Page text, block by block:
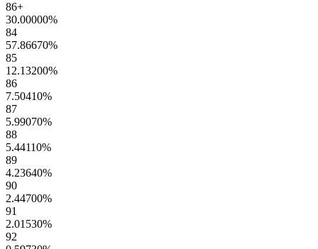
86+
30.00000%
84
57.86670%
85
12.13200%
86
7.50410%
87
5.99070%
88
5.44110%
89
4.23640%
90
2.44700%
91
2.01530%
92